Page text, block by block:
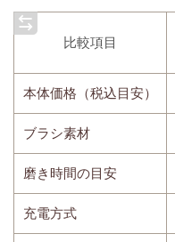
比較項目
本体価格（税込目安）
ブラシ素材
磨き時間の目安
充電方式